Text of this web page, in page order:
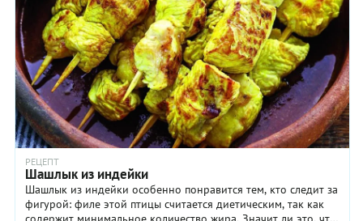
РЕЦЕПТ
Шашлык из индейки
Шашлык из индейки особенно понравится тем, кто следит за
фигурой: филе этой птицы считается диетическим, так как